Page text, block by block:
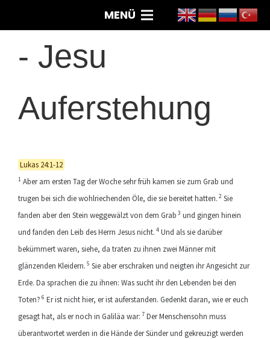
MENÜ
- Jesu
Auferstehung
Lukas 24:1-12
1 Aber am ersten Tag der Woche sehr früh kamen sie zum Grab und
trugen bei sich die wohlriechenden Öle, die sie bereitet hatten. 2 Sie
fanden aber den Stein weggewälzt von dem Grab 3 und gingen hinein
und fanden den Leib des Herrn Jesus nicht. 4 Und als sie darüber
bekümmert waren, siehe, da traten zu ihnen zwei Männer mit
glänzenden Kleidern. 5 Sie aber erschraken und neigten ihr Angesicht zur
Erde. Da sprachen die zu ihnen: Was sucht ihr den Lebenden bei den
Toten? 6 Er ist nicht hier, er ist auferstanden. Gedenkt daran, wie er euch
gesagt hat, als er noch in Galiläa war: 7 Der Menschensohn muss
überantwortet werden in die Hände der Sünder und gekreuzigt werden